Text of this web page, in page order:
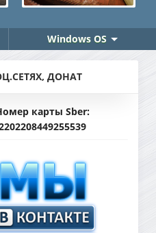
Windows OS
ДОНАТ
карты Sber: